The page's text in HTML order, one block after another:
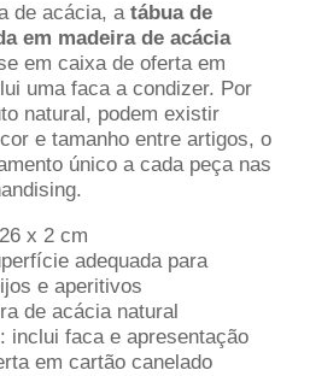
de acácia, atábua de
em madeira de acácia
em caixa de oferta em
uma faca a condizer. Por
natural, podem existir
e tamanho entre artigos, o
único a cada peça nas
x 2 cm
adequada para
e aperitivos
de acácia natural
inclui faca e apresentação
em cartão canelado